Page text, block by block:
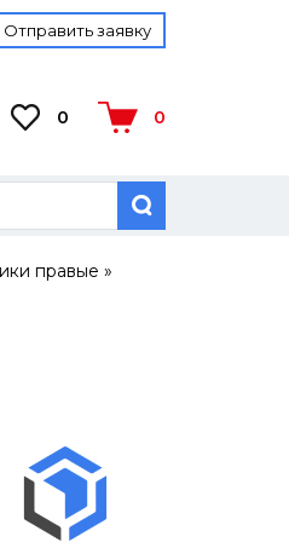
Отправить заявку
0 0
правые »